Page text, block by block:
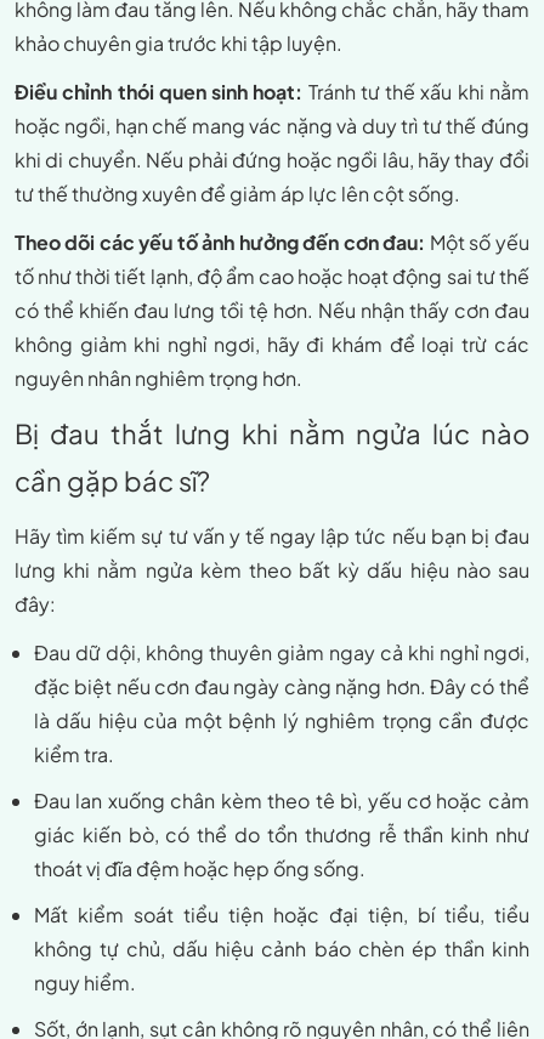
không làm đau tăng lên. Nếu không chắc chắn, hãy tham
khảo chuyên gia trước khi tập luyện.
Điều chỉnh thói quen sinh hoạt: Tránh tư thế xấu khi nằm
hoặc ngồi, hạn chế mang vác nặng và duy trì tư thế đúng
khi di chuyển. Nếu phải đứng hoặc ngồi lâu, hãy thay đổi
tư thế thường xuyên để giảm áp lực lên cột sống.
Theo dõi các yếu tố ảnh hưởng đến cơn đau: Một số yếu
tố như thời tiết lạnh, độ ẩm cao hoặc hoạt động sai tư thế
có thể khiến đau lưng tồi tệ hơn. Nếu nhận thấy cơn đau
không giảm khi nghỉ ngơi, hãy đi khám để loại trừ các
nguyên nhân nghiêm trọng hơn.
Bị đau thắt lưng khi nằm ngửa lúc nào
cần gặp bác sĩ?
Hãy tìm kiếm sự tư vấn y tế ngay lập tức nếu bạn bị đau
lưng khi nằm ngửa kèm theo bất kỳ dấu hiệu nào sau
đây:
Đau dữ dội, không thuyên giảm ngay cả khi nghỉ ngơi,
đặc biệt nếu cơn đau ngày càng nặng hơn. Đây có thể
là dấu hiệu của một bệnh lý nghiêm trọng cần được
kiểm tra.
Đau lan xuống chân kèm theo tê bì, yếu cơ hoặc cảm
giác kiến bò, có thể do tổn thương rễ thần kinh như
thoát vị đĩa đệm hoặc hẹp ống sống.
Mất kiểm soát tiểu tiện hoặc đại tiện, bí tiểu, tiểu
không tự chủ, dấu hiệu cảnh báo chèn ép thần kinh
nguy hiểm.
Sốt, ớn lạnh, sụt cân không rõ nguyên nhân, có thể liên